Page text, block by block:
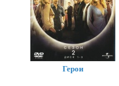
Герои